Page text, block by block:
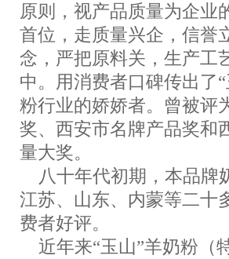
原则，视产品质量为企业
首位，走质量兴企，信誉
念，严把原料关，生产工
中。用消费者口碑传出了
粉行业的娇娇者。曾被评
奖、西安市名牌产品奖和
量大奖。
八十年代初期，本品牌
江苏、山东、内蒙等二十
费者好评。
近年来“玉山”羊奶粉（